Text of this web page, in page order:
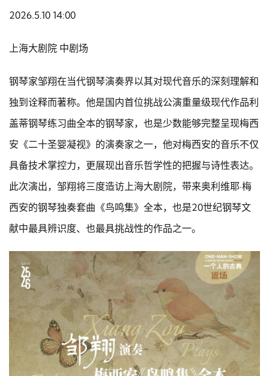
2026.5.10 14:00
上海大剧院 中剧场
钢琴家邹翔在当代钢琴演奏界以其对现代音乐的深刻理解和
独到诠释而著称。他是国内首位挑战公演重量级现代作品利
盖蒂钢琴练习曲全本的钢琴家，也是少数能够完整呈现梅西
安《二十圣婴凝视》的演奏家之一，他对梅西安的音乐不仅
具备技术掌控力，更展现出音乐哲学性的把握与诗性表达。
此次演出，邹翔将三度造访上海大剧院，带来奥利维耶·梅
西安的钢琴独奏套曲《鸟鸣集》全本，也是20世纪钢琴文
献中最具辨识度、也最具挑战性的作品之一。